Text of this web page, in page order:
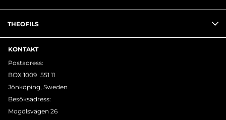
THEOFILS
KONTAKT
Postadress:
BOX 1009 551 11
Jönköping, Sweden
Besöksadress:
Mogölsvägen 26